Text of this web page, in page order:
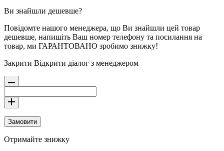
Ви знайшли дешевше?
Повідомте нашого менеджера, що Ви знайшли цей товар
дешевше, напишіть Ваш номер телефону та посилання на
товар, ми ГАРАНТОВАНО зробимо знижку!
Закрити Відкрити діалог з менеджером
Замовити
Отримайте знижку